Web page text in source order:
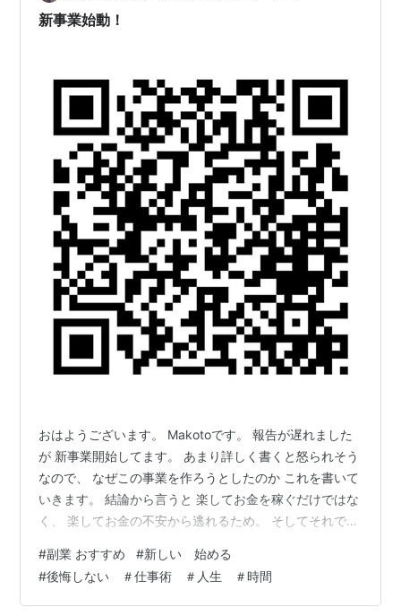
新事業始動！
おはようございます。 Makotoです。 報告が遅れました
が 新事業開始してます。 あまり詳しく書くと怒られそう
なので、 なぜこの事業を作ろうとしたのか これを書いて
いきます。 結論から言うと 楽してお金を稼ぐだけではな
く、 楽してお金の不安から逃れるため。 そしてそれで多
いですね笑 全ての人を救えるとかそんな傲慢なことは思
わず、 信じてくれる人 素直な人 前向きな人 夢や野望が
ある人 これらの人を救えたらいいなー と思っています。
#副業 おすすめ #新しい 始める
#後悔しない ＃仕事術 ＃人生 ＃時間